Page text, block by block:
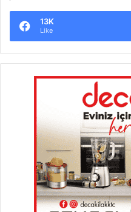
13K
Like